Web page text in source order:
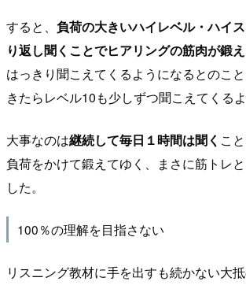
すると、 負荷の大きいハイレベル・ハイ
り返し聞くことでヒアリングの筋肉が鍛
はっきり聞こえてくるようになるとのこ
きたらレベル10も少しずつ聞こえてくるよ
大事なのは継続して毎日１時間は聞く こ
負荷をかけて鍛えてゆく、まさに筋トレ
した。
100％の理解を目指さない
リスニング教材に手を出すも続かない大